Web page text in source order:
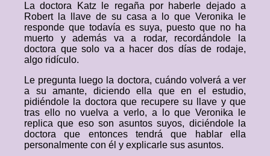
La doctora Katz le regaña por haberle dejado a
Robert la llave de su casa a lo que Veronika le
responde que todavía es suya, puesto que no ha
muerto y además va a rodar, recordándole la
doctora que solo va a hacer dos días de rodaje,
algo ridículo.
Le pregunta luego la doctora, cuándo volverá a ver
a su amante, diciendo ella que en el estudio,
pidiéndole la doctora que recupere su llave y que
tras ello no vuelva a verlo, a lo que Veronika le
replica que eso son asuntos suyos, diciéndole la
doctora que entonces tendrá que hablar ella
personalmente con él y explicarle sus asuntos.